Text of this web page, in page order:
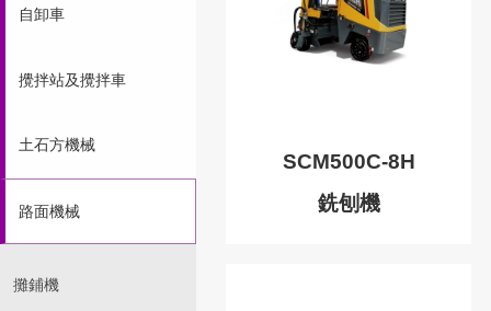
自卸車
攪拌站及攪拌車
土石方機械
路面機械
攤鋪機
SCM500C-8H
銑刨機